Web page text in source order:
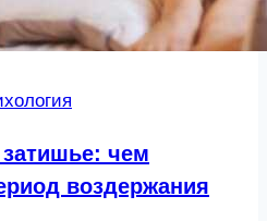
чем
воздержания